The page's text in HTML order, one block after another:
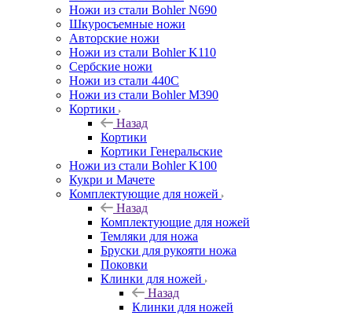
Ножи из стали Bohler N690
Шкуросъемные ножи
Авторские ножи
Ножи из стали Bohler K110
Сербские ножи
Ножи из стали 440С
Ножи из стали Bohler M390
Кортики
Назад
Кортики
Кортики Генеральские
Ножи из стали Bohler K100
Кукри и Мачете
Комплектующие для ножей
Назад
Комплектующие для ножей
Темляки для ножа
Бруски для рукояти ножа
Поковки
Клинки для ножей
Назад
Клинки для ножей